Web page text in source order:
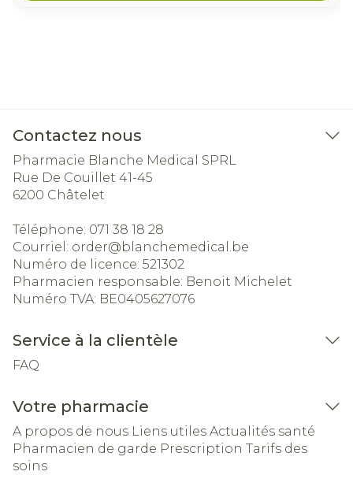
Contactez nous
Pharmacie Blanche Medical SPRL
Rue De Couillet 41-45
6200 Châtelet
Téléphone: 071 38 18 28
Courriel: order@blanchemedical.be
Numéro de licence: 521302
Pharmacien responsable: Benoit Michelet
Numéro TVA: BE0405627076
Service à la clientèle
FAQ
Votre pharmacie
A propos de nous Liens utiles Actualités santé
Pharmacien de garde Prescription Tarifs des
soins